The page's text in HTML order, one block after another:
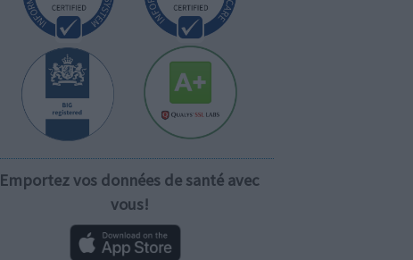
Emportez vos données de santé avec
vous!